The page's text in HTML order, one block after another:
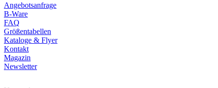
Angebotsanfrage
B-Ware
FAQ
Größentabellen
Kataloge & Flyer
Kontakt
Magazin
Newsletter